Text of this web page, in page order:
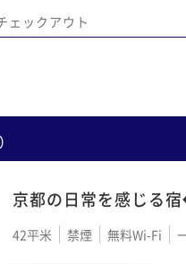
ェックアウト
）
京都の日常を感じる
42平米 禁煙 無料Wi-Fi